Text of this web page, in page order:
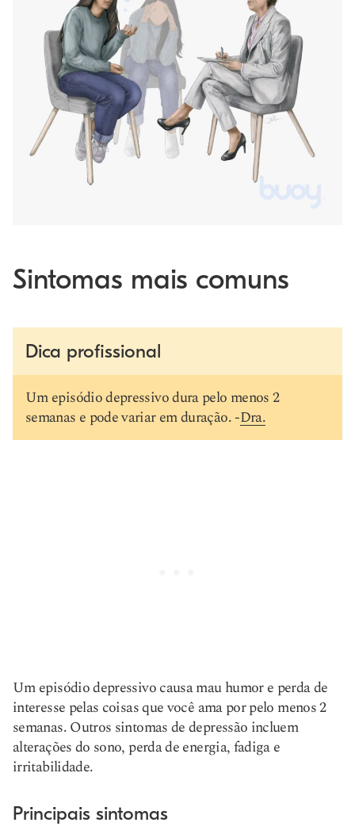
Sintomas mais comuns
Dica profissional
Um episódio depressivo dura pelo menos 2
semanas e pode variar em duração. -Dra.
Um episódio depressivo causa mau humor e perda de
interesse pelas coisas que você ama por pelo menos 2
semanas. Outros sintomas de depressão incluem
alterações do sono, perda de energia, fadiga e
irritabilidade.
Principais sintomas